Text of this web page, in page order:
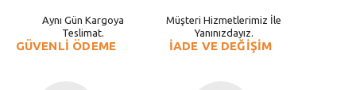
Aynı Gün Kargoya
Teslimat.
Müşteri Hizmetlerimiz İle
Yanınızdayız.
GÜVENLİ ÖDEME İADE VE DEĞİŞİM